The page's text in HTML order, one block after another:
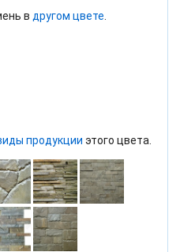
в другом цвете
продукции этого цвета.